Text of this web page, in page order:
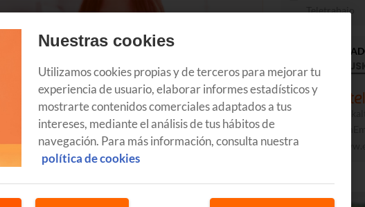
Teletrabajo
Nuestras cookies
Utilizamos cookies propias y de terceros para mejorar tu
experiencia de usuario, elaborar informes estadísticos y
mostrarte contenidos comerciales adaptados a tus
intereses, mediante el análisis de tus hábitos de
navegación. Para más información, consulta nuestra
política de cookies